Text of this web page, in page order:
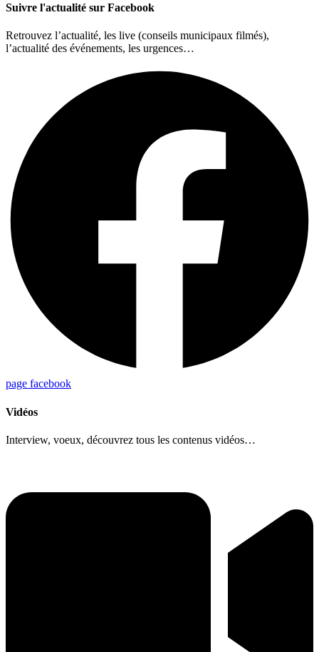
Suivre l'actualité sur Facebook
Retrouvez l’actualité, les live (conseils municipaux filmés),
l’actualité des événements, les urgences…
page facebook
Vidéos
Interview, voeux, découvrez tous les contenus vidéos…